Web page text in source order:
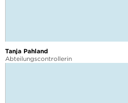
Tanja Pahland
Abteilungscontrollerin